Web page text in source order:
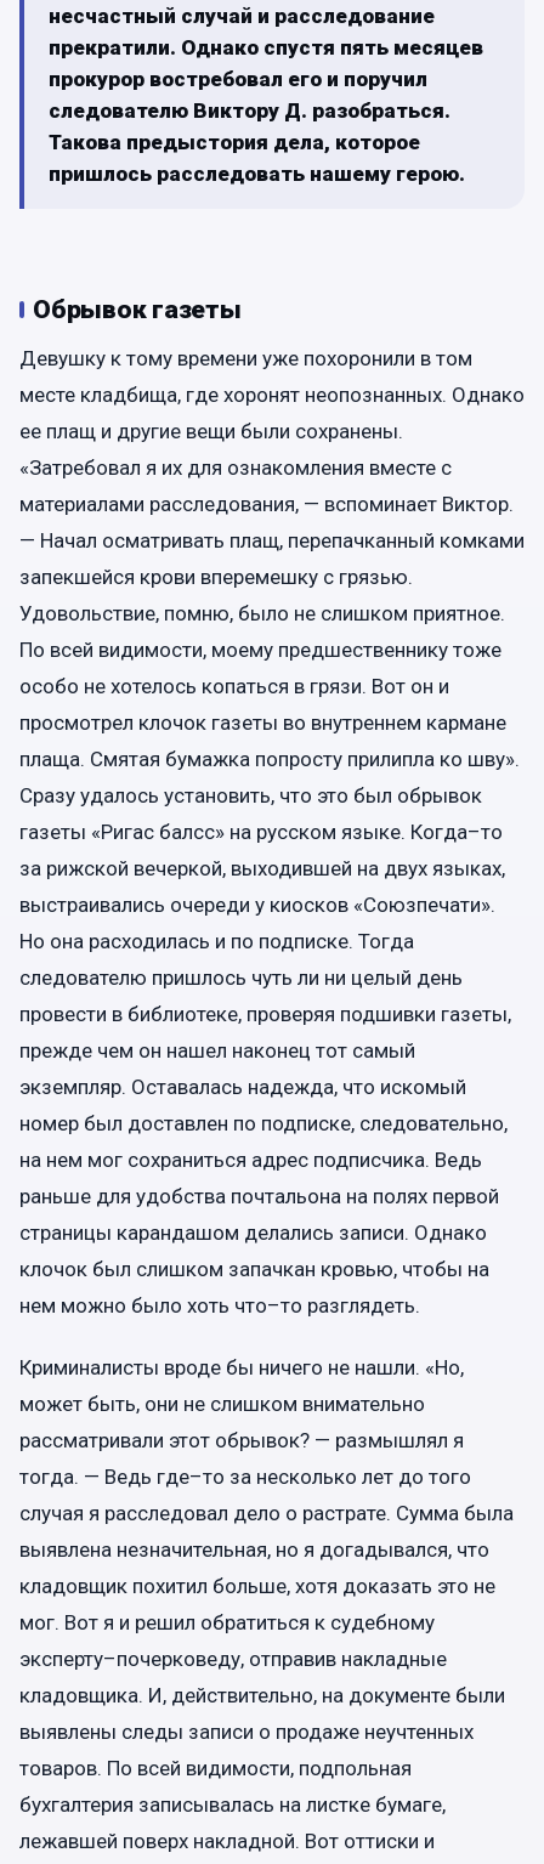
несчастный случай и расследование
прекратили. Однако спустя пять месяцев
прокурор востребовал его и поручил
следователю Виктору Д. разобраться.
Такова предыстория дела, которое
пришлось расследовать нашему герою.
Обрывок газеты
Девушку к тому времени уже похоронили в том
месте кладбища, где хоронят неопознанных. Однако
ее плащ и другие вещи были сохранены.
«Затребовал я их для ознакомления вместе с
материалами расследования, — вспоминает Виктор.
— Начал осматривать плащ, перепачканный комками
запекшейся крови вперемешку с грязью.
Удовольствие, помню, было не слишком приятное.
По всей видимости, моему предшественнику тоже
особо не хотелось копаться в грязи. Вот он и
просмотрел клочок газеты во внутреннем кармане
плаща. Смятая бумажка попросту прилипла ко шву».
Сразу удалось установить, что это был обрывок
газеты «Ригас балсс» на русском языке. Когда–то
за рижской вечеркой, выходившей на двух языках,
выстраивались очереди у киосков «Союзпечати».
Но она расходилась и по подписке. Тогда
следователю пришлось чуть ли ни целый день
провести в библиотеке, проверяя подшивки газеты,
прежде чем он нашел наконец тот самый
экземпляр. Оставалась надежда, что искомый
номер был доставлен по подписке, следовательно,
на нем мог сохраниться адрес подписчика. Ведь
раньше для удобства почтальона на полях первой
страницы карандашом делались записи. Однако
клочок был слишком запачкан кровью, чтобы на
нем можно было хоть что–то разглядеть.
Криминалисты вроде бы ничего не нашли. «Но,
может быть, они не слишком внимательно
рассматривали этот обрывок? — размышлял я
тогда. — Ведь где–то за несколько лет до того
случая я расследовал дело о растрате. Сумма была
выявлена незначительная, но я догадывался, что
кладовщик похитил больше, хотя доказать это не
мог. Вот я и решил обратиться к судебному
эксперту–почерковеду, отправив накладные
кладовщика. И, действительно, на документе были
выявлены следы записи о продаже неучтенных
товаров. По всей видимости, подпольная
бухгалтерия записывалась на листке бумаге,
лежавшей поверх накладной. Вот оттиски и